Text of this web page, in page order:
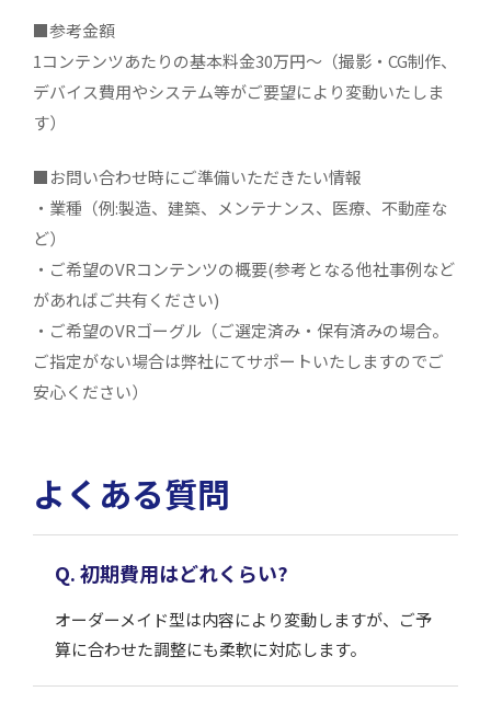
■参考金額
1コンテンツあたりの基本料金30万円〜（撮影・CG制作、
デバイス費用やシステム等がご要望により変動いたしま
す）
■お問い合わせ時にご準備いただきたい情報
・業種（例:製造、建築、メンテナンス、医療、不動産な
ど）
・ご希望のVRコンテンツの概要(参考となる他社事例など
があればご共有ください)
・ご希望のVRゴーグル（ご選定済み・保有済みの場合。
ご指定がない場合は弊社にてサポートいたしますのでご
安心ください）
よくある質問
Q. 初期費用はどれくらい?
オーダーメイド型は内容により変動しますが、ご予
算に合わせた調整にも柔軟に対応します。